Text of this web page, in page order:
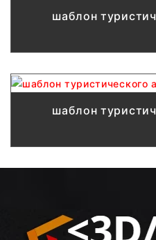
шаблон
шаблон